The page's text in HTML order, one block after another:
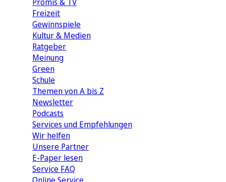
Freizeit
Gewinnspiele
Kultur & Medien
Ratgeber
Meinung
Green
Schule
Themen von A bis Z
Newsletter
Podcasts
Services und Empfehlungen
Wir helfen
Unsere Partner
E-Paper lesen
Service FAQ